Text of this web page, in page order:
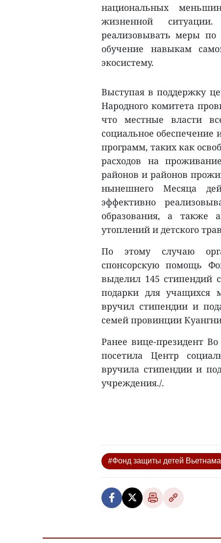
национальных
жизненной
реализовывать меры по
обучение навыкам
экосистему.
Выступая в поддержку
Народного комитета
что местные власти
социальное обеспечение
программ, таких как
расходов на
районов и районов
нынешнего Месяца
эффективно
образования, а также
утоплений и детского
По этому случаю
спонсорскую помощь
выделил 145 стипендий
подарки для учащихся
вручил стипендии и
семей провинции
Ранее вице-президент
посетила Центр
вручила стипендии и
учреждения./.
#Фонд защиты детей Вьетнама